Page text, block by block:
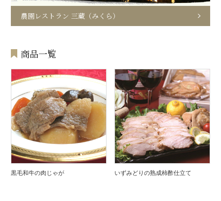
農園レストラン 三蔵（みくら）
商品一覧
黒毛和牛の肉じゃが いずみどりの熟成柿酢仕立て